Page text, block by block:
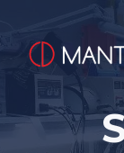
contenido